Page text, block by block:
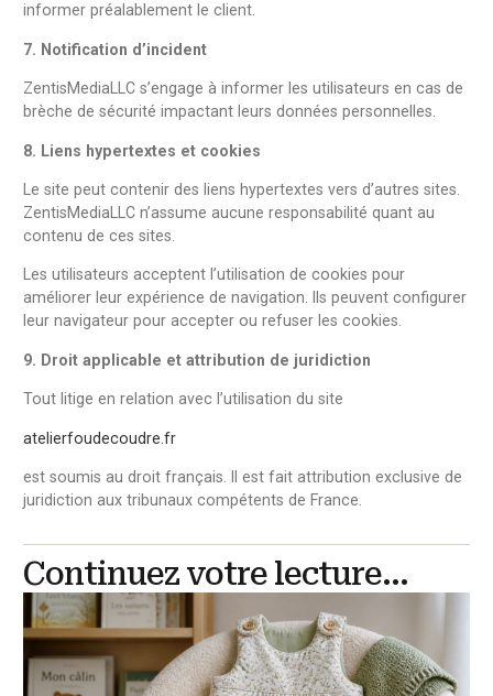
informer préalablement le client.
7. Notification d’incident
ZentisMediaLLC s’engage à informer les utilisateurs en cas de
brèche de sécurité impactant leurs données personnelles.
8. Liens hypertextes et cookies
Le site peut contenir des liens hypertextes vers d’autres sites.
ZentisMediaLLC n’assume aucune responsabilité quant au
contenu de ces sites.
Les utilisateurs acceptent l’utilisation de cookies pour
améliorer leur expérience de navigation. Ils peuvent configurer
leur navigateur pour accepter ou refuser les cookies.
9. Droit applicable et attribution de juridiction
Tout litige en relation avec l’utilisation du site
atelierfoudecoudre.fr
est soumis au droit français. Il est fait attribution exclusive de
juridiction aux tribunaux compétents de France.
Continuez votre lecture...